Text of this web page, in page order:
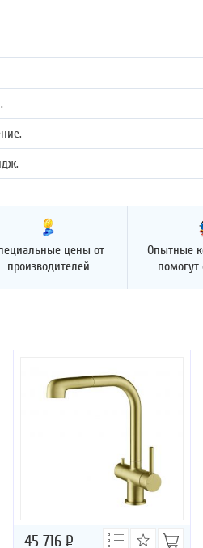
цены от
производителей
Опытные
45 716 Р